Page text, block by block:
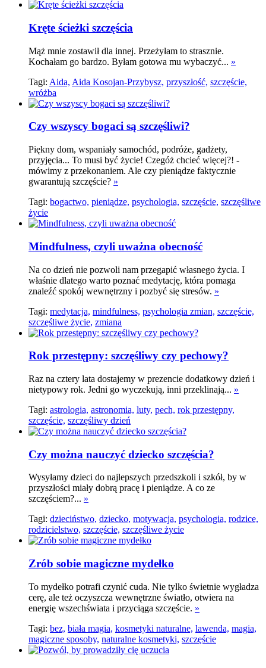
Kręte ścieżki szczęścia
Mąż mnie zostawił dla innej. Przeżyłam to strasznie.
Kochałam go bardzo. Byłam gotowa mu wybaczyć... »
Tagi: Aida, Aida Kosojan-Przybysz, przyszłość, szczęście,
wróżba
Czy wszyscy bogaci są szczęśliwi?
Piękny dom, wspaniały samochód, podróże, gadżety,
przyjęcia... To musi być życie! Czegóż chcieć więcej?! -
mówimy z przekonaniem. Ale czy pieniądze faktycznie
gwarantują szczęście? »
Tagi: bogactwo, pieniądze, psychologia, szczęście, szczęśliwe
życie
Mindfulness, czyli uważna obecność
Na co dzień nie pozwoli nam przegapić własnego życia. I
właśnie dlatego warto poznać medytację, która pomaga
znaleźć spokój wewnętrzny i pozbyć się stresów. »
Tagi: medytacja, mindfulness, psychologia zmian, szczęście,
szczęśliwe życie, zmiana
Rok przestępny: szczęśliwy czy pechowy?
Raz na cztery lata dostajemy w prezencie dodatkowy dzień i
nietypowy rok. Jedni go wyczekują, inni przeklinają... »
Tagi: astrologia, astronomia, luty, pech, rok przestępny,
szczęście, szczęśliwy dzień
Czy można nauczyć dziecko szczęścia?
Wysyłamy dzieci do najlepszych przedszkoli i szkół, by w
przyszłości miały dobrą pracę i pieniądze. A co ze
szczęściem?... »
Tagi: dzieciństwo, dziecko, motywacja, psychologia, rodzice,
rodzicielstwo, szczęście, szczęśliwe życie
Zrób sobie magiczne mydełko
To mydełko potrafi czynić cuda. Nie tylko świetnie wygładza
cerę, ale też oczyszcza wewnętrzne światło, otwiera na
energię wszechświata i przyciąga szczęście. »
Tagi: bez, biała magia, kosmetyki naturalne, lawenda, magia,
magiczne sposoby, naturalne kosmetyki, szczęście